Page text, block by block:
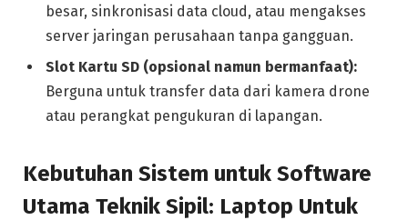
besar, sinkronisasi data cloud, atau mengakses
server jaringan perusahaan tanpa gangguan.
Slot Kartu SD (opsional namun bermanfaat):
Berguna untuk transfer data dari kamera drone
atau perangkat pengukuran di lapangan.
Kebutuhan Sistem untuk Software
Utama Teknik Sipil: Laptop Untuk